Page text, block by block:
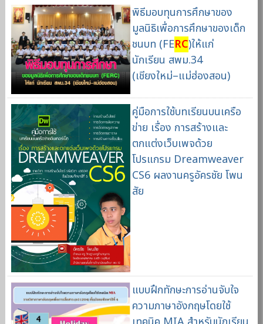
พิธีมอบทุนการศึกษาของ
มูลนิธิเพื่อการศึกษาของเด็ก
ชนบท (FERC)ให้แก่
นักเรียน สพม.34
(เชียงใหม่–แม่ฮ่องสอน)
คู่มือการใช้บทเรียนบนเครือ
ข่าย เรื่อง การสร้างและ
ตกแต่งเว็บเพจด้วย
โปรแกรม Dreamweaver
CS6 ผลงานครูอัครชัย โพน
สัย
แบบฝึกทักษะการอ่านจับใจ
ความภาษาอังกฤษโดยใช้